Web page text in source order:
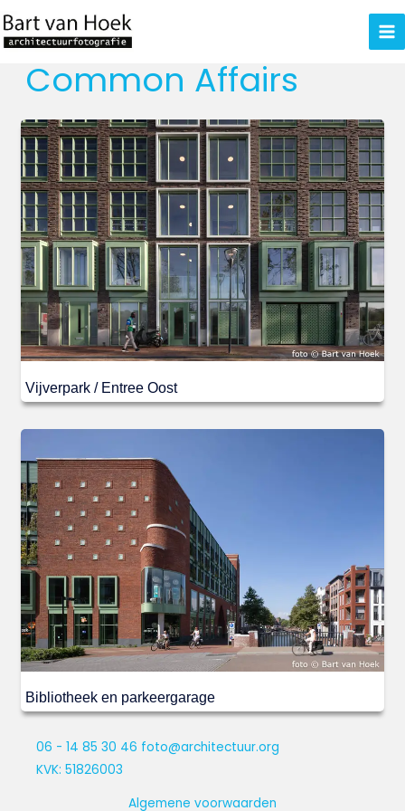
Ga
naar
inhoudCommon Affairs
Vijverpark / Entree Oost
Bibliotheek en parkeergarage
06 - 14 85 30 46 foto@architectuur.org
KVK: 51826003
Algemene voorwaarden